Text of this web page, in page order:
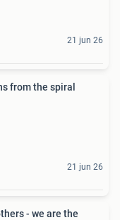
21 jun 26
from the spiral
21 jun 26
- we are the